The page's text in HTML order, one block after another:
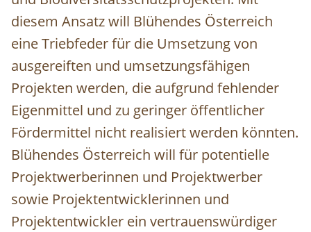
diesem Ansatz will Blühendes Österreich
eine Triebfeder für die Umsetzung von
ausgereiften und umsetzungsfähigen
Projekten werden, die aufgrund fehlender
Eigenmittel und zu geringer öffentlicher
Fördermittel nicht realisiert werden könnten.
Blühendes Österreich will für potentielle
Projektwerberinnen und Projektwerber
sowie Projektentwicklerinnen und
Projektentwickler ein vertrauenswürdiger